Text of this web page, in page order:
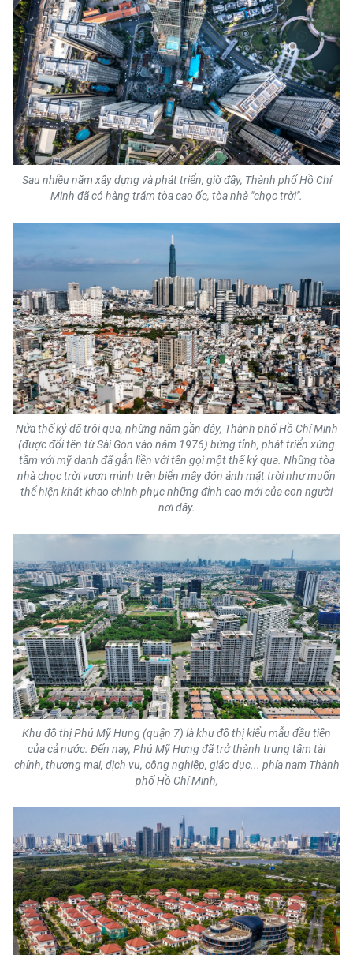
Media Chính trị
Media Kinh tế
Media Văn hóa
Media Xã hội
Media Pháp luật
Media Du lịch
Media Thế giới
Media Thể thao
Media Giáo dục
Media Y tế
Media Khoa học - Công nghệ
Media Môi trường
Ảnh
Infographic
TIN ĐỊA PHƯƠNG
Trung du và miền núi phía Bắc
Đồng bằng sông Hồng
Bắc Trung Bộ
Duyên hải Nam Trung Bộ và Tây
Nguyên
Đông Nam Bộ
Đồng bằng sông Cửu Long
Chuyên trang Hà Nội
Chuyên trang TP. Hồ Chí Minh
CHUYÊN ĐỀ
CÁC CHUYÊN TRANG
Sau nhiều năm xây dựng và phát triển, giờ đây, Thành phố Hồ Chí
Minh đã có hàng trăm tòa cao ốc, tòa nhà "chọc trời".
Nửa thế kỷ đã trôi qua, những năm gần đây, Thành phố Hồ Chí Minh
(được đổi tên từ Sài Gòn vào năm 1976) bừng tỉnh, phát triển xứng
tầm với mỹ danh đã gắn liền với tên gọi một thế kỷ qua. Những tòa
nhà chọc trời vươn mình trên biển mây đón ánh mặt trời như muốn
thể hiện khát khao chinh phục những đỉnh cao mới của con người
nơi đây.
Khu đô thị Phú Mỹ Hưng (quận 7) là khu đô thị kiểu mẫu đầu tiên
của cả nước. Đến nay, Phú Mỹ Hưng đã trở thành trung tâm tài
chính, thương mại, dịch vụ, công nghiệp, giáo dục... phía nam Thành
phố Hồ Chí Minh,